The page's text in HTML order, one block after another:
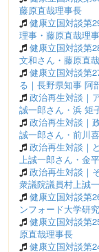
藤原直哉理事長
健康立国対談第
理事・藤原直哉理
健康立国対談第
文和さん・藤原直
健康立国対談第
る｜長野県知事 阿
政治再生対談｜
誠一郎さん・浜 矩
政治再生対談｜
誠一郎さん・前川
政治再生対談｜
上誠一郎さん・金
政治再生対談｜
衆議院議員村上誠
健康立国対談第
ンフォード大学研
健康立国対談第
原直哉理事長
健康立国対談第